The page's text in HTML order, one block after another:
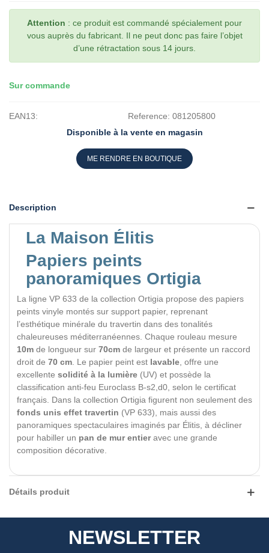
Attention : ce produit est commandé spécialement pour
vous auprès du fabricant. Il ne peut donc pas faire l’objet
d’une rétractation sous 14 jours.
Sur commande
EAN13: Reference: 081205800
Disponible à la vente en magasin
ME RENDRE EN BOUTIQUE
Description
La Maison Élitis
Papiers peints
panoramiques Ortigia
La ligne VP 633 de la collection Ortigia propose des papiers
peints vinyle montés sur support papier, reprenant
l’esthétique minérale du travertin dans des tonalités
chaleureuses méditerranéennes. Chaque rouleau mesure
10m de longueur sur 70cm de largeur et présente un raccord
droit de 70 cm. Le papier peint est lavable, offre une
excellente solidité à la lumière (UV) et possède la
classification anti-feu Euroclass B-s2,d0, selon le certificat
français. Dans la collection Ortigia figurent non seulement des
fonds unis effet travertin (VP 633), mais aussi des
panoramiques spectaculaires imaginés par Élitis, à décliner
pour habiller un pan de mur entieravec une grande
composition décorative.
Détails produit
NEWSLETTER